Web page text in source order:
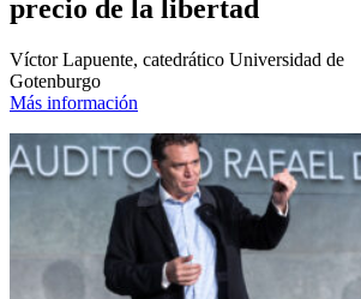
precio de la libertad
Víctor Lapuente, catedrático Universidad de
Gotenburgo
Más información